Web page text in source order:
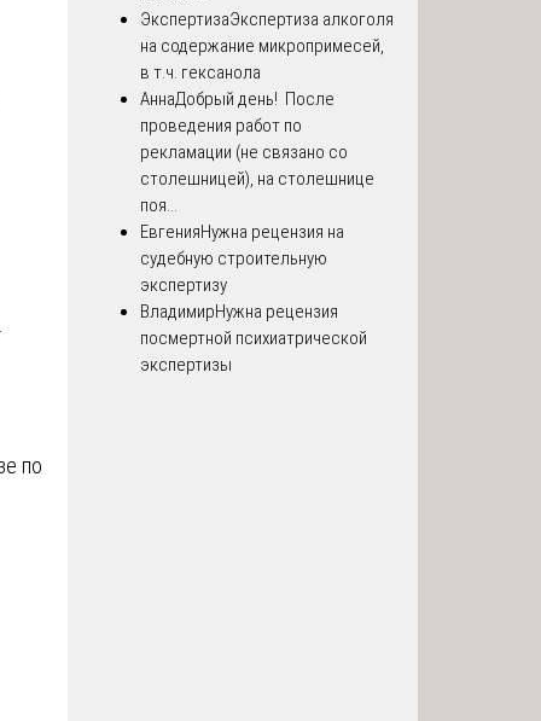
по
ЭкспертизаЭкспертиза алкоголя
на содержание микропримесей,
в т.ч. гексанола
АннаДобрый день! После
проведения работ по
рекламации (не связано со
столешницей), на столешнице
поя...
ЕвгенияНужна рецензия на
судебную строительную
экспертизу
ВладимирНужна рецензия
посмертной психиатрической
экспертизы